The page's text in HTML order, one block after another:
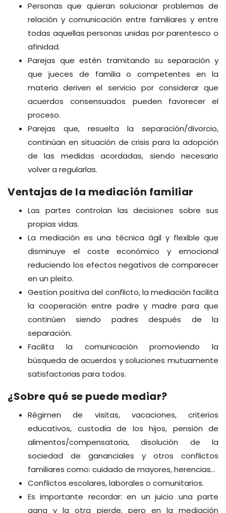
Personas que quieran solucionar problemas de
relación y comunicación entre familiares y entre
todas aquellas personas unidas por parentesco o
afinidad.
Parejas que estén tramitando su separación y
que jueces de familia o competentes en la
materia deriven el servicio por considerar que
acuerdos consensuados pueden favorecer el
proceso.
Parejas que, resuelta la separación/divorcio,
continúan en situación de crisis para la adopción
de las medidas acordadas, siendo necesario
volver a regularlas.
Ventajas de la mediación familiar
Las partes controlan las decisiones sobre sus
propias vidas.
La mediación es una técnica ágil y flexible que
disminuye el coste económico y emocional
reduciendo los efectos negativos de comparecer
en un pleito.
Gestion positiva del conflicto, la mediación facilita
la cooperación entre padre y madre para que
continúen siendo padres después de la
separación.
Facilita la comunicación promoviendo la
búsqueda de acuerdos y soluciones mutuamente
satisfactorias para todos.
¿Sobre qué se puede mediar?
Régimen de visitas, vacaciones, criterios
educativos, custodia de los hijos, pensión de
alimentos/compensatoria, disolución de la
sociedad de gananciales y otros conflictos
familiares como: cuidado de mayores, herencias...
Conflictos escolares, laborales o comunitarios.
Es importante recordar: en un juicio una parte
gana y la otra pierde, pero en la mediación